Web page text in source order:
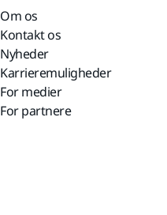
Om os
Kontakt os
Nyheder
Karrieremuligheder
For medier
For partnere